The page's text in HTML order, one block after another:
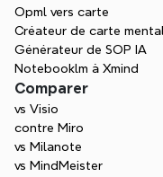
exportez, le tout
Opml vers carte
Créateur de carte
Générateur de SOP IA
Notebooklm à Xmind
Comparer
vs Visio
contre Miro
vs Milanote
vs MindMeister